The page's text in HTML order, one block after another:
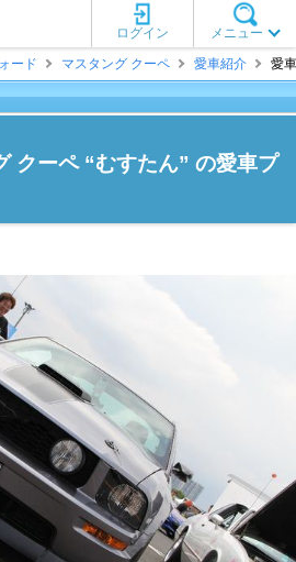
メニュー
ログイン
ード マスタング クーペ 愛車紹介 愛
クーペ “むすたん” の愛車プ